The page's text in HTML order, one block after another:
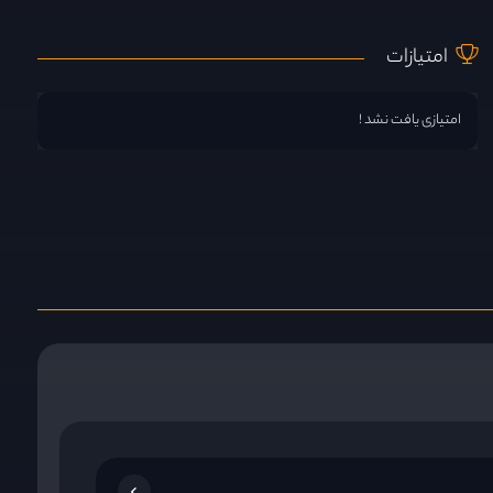
امتیازات
امتیازی یافت نشد !